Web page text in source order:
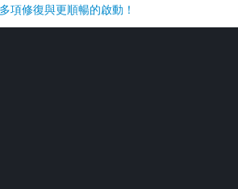
項修復與更順暢的啟動！